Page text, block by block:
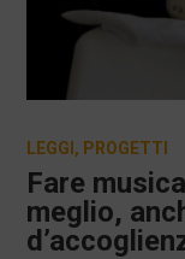
Fare
meglio,
LEGGI , PROGETTI